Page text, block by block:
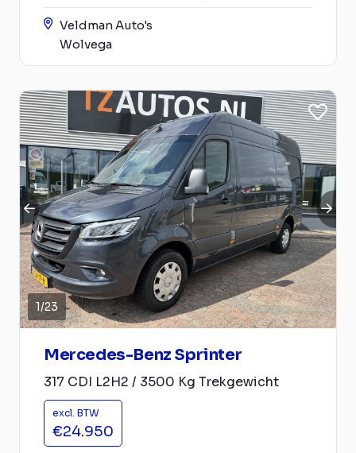
Veldman Auto's
Wolvega
1/23
Mercedes-Benz Sprinter
317 CDI L2H2 / 3500 Kg Trekgewicht
excl. BTW
€24.950